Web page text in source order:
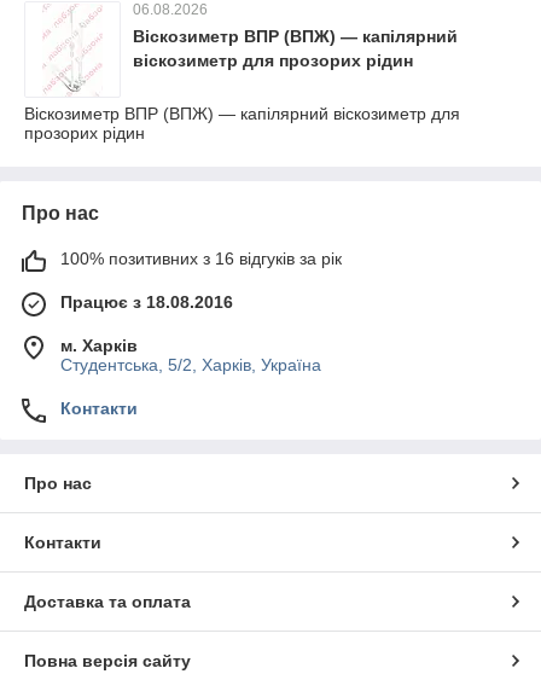
06.08.2026
Віскозиметр ВПР (ВПЖ) — капілярний
віскозиметр для прозорих рідин
Віскозиметр ВПР (ВПЖ) — капілярний віскозиметр для
прозорих рідин
Про нас
100% позитивних з 16 відгуків за рік
Працює з 18.08.2016
м. Харків
Студентська, 5/2, Харків, Україна
Контакти
Про нас
Контакти
Доставка та оплата
Повна версія сайту